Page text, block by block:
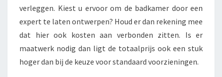
verleggen. Kiest u ervoor om de badkamer door een
expert te laten ontwerpen? Houd er dan rekening mee
dat hier ook kosten aan verbonden zitten. Is er
maatwerk nodig dan ligt de totaalprijs ook een stuk
hoger dan bij de keuze voor standaard voorzieningen.